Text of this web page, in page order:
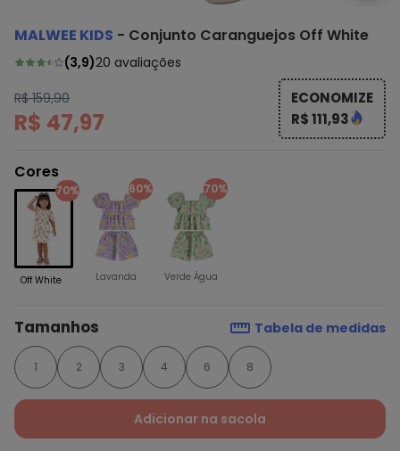
MALWEE KIDS - Conjunto Caranguejos Off White
(3,9)20 avaliações
R$ 159,90
R$ 47,97
ECONOMIZE
R$ 111,93
Cores
70%
Off White
60%
Lavanda
70%
Verde Água
Tamanhos Tabela de medidas
1 2 3 4 6 8
Adicionar na sacola